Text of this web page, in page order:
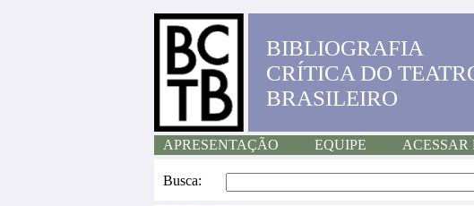
BIBLIOGRAFIA
CRÍTICA DO
BRASILEIRO
APRESENTAÇÃO EQUIPE
Busca: